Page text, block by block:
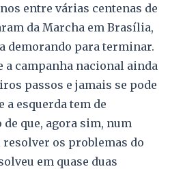
entre várias centenas de
da Marcha em Brasília,
demorando para terminar.
a campanha nacional ainda
passos e jamais se pode
a esquerda tem de
que, agora sim, num
os problemas do
em quase duas